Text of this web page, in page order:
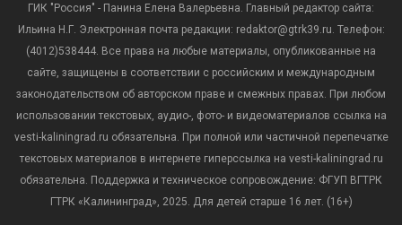
ГИК "Россия" - Панина Елена Валерьевна. Главный редактор сайта:
Ильина Н.Г. Электронная почта редакции: redaktor@gtrk39.ru. Телефон:
(4012)538444. Все права на любые материалы, опубликованные на
сайте, защищены в соответствии с российским и международным
законодательством об авторском праве и смежных правах. При любом
использовании текстовых, аудио-, фото- и видеоматериалов ссылка на
vesti-kaliningrad.ru обязательна. При полной или частичной перепечатке
текстовых материалов в интернете гиперссылка на vesti-kaliningrad.ru
обязательна. Поддержка и техническое сопровождение: ФГУП ВГТРК
ГТРК «Калининград», 2025. Для детей старше 16 лет. (16+)